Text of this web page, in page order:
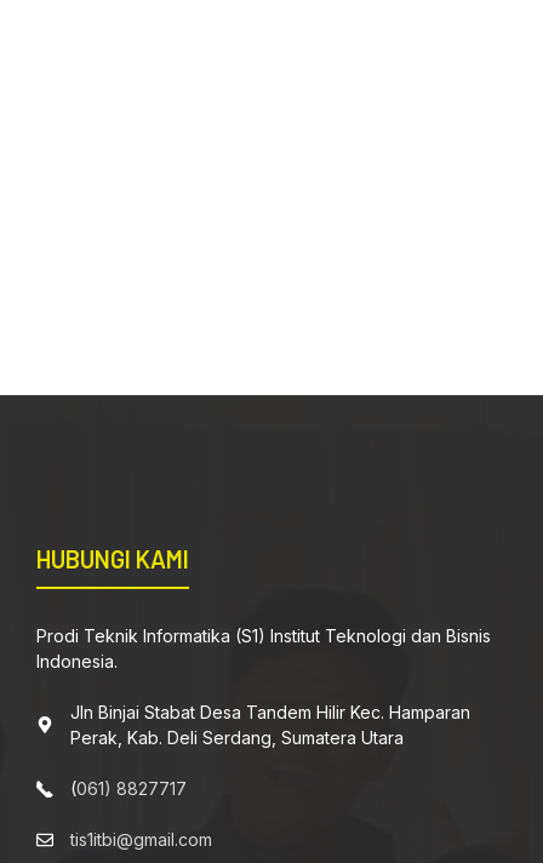
HUBUNGI KAMI
Prodi Teknik Informatika (S1) Institut Teknologi dan Bisnis
Indonesia.
Jln Binjai Stabat Desa Tandem Hilir Kec. Hamparan
Perak, Kab. Deli Serdang, Sumatera Utara
(061) 8827717
tis1itbi@gmail.com